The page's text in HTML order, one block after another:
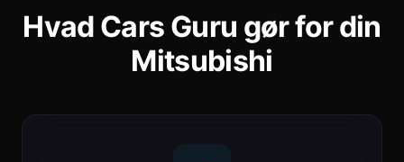
Hvad Cars Guru gør for din
Mitsubishi